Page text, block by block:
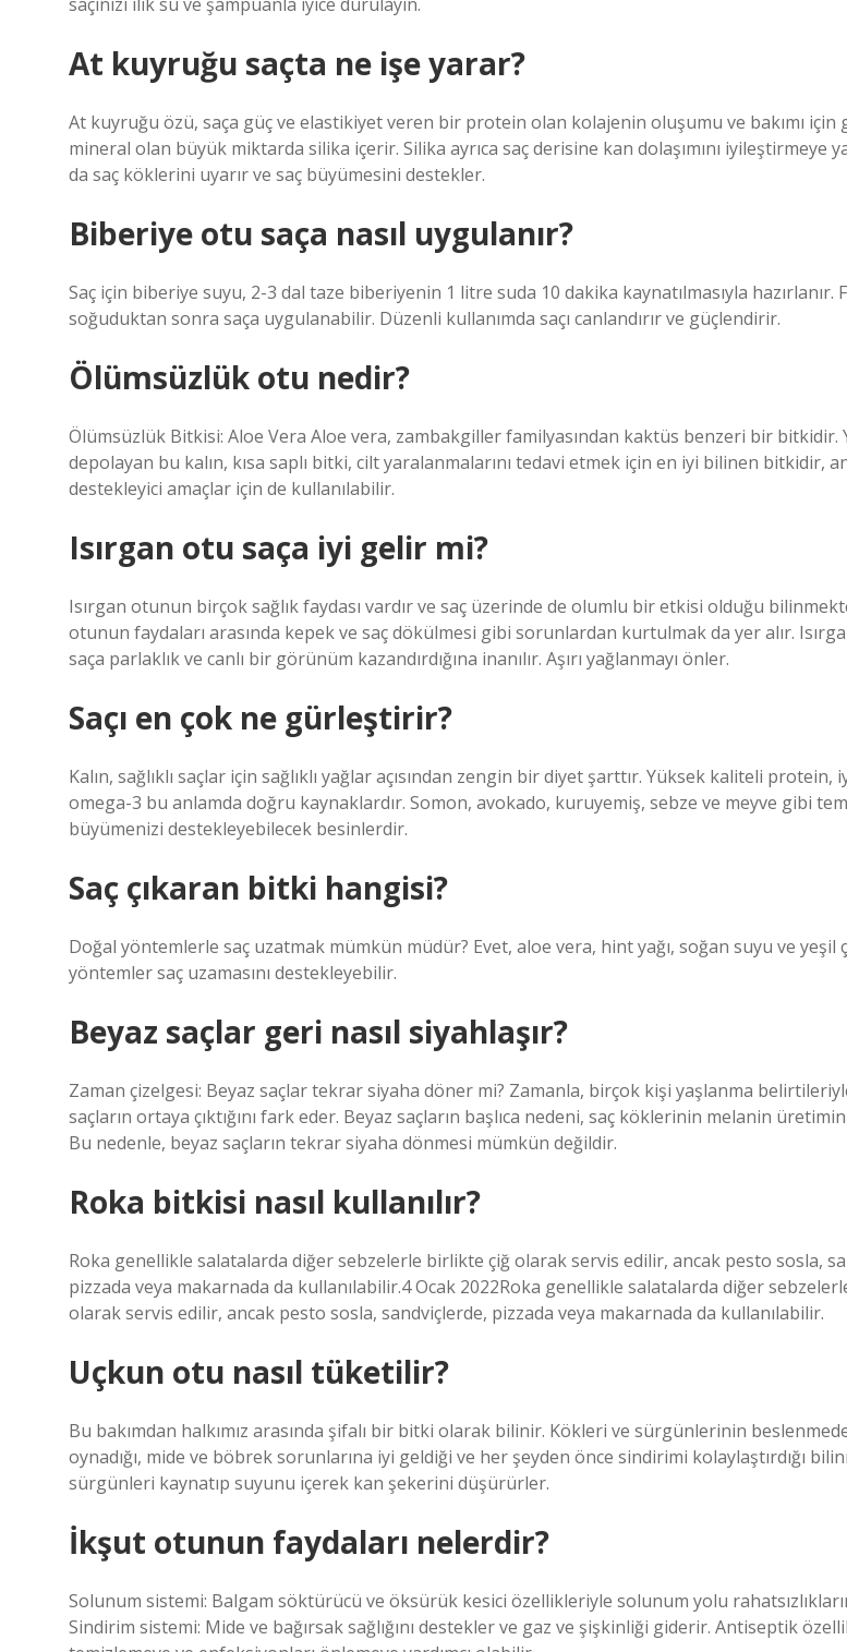
At kuyruğu saçta ne işe yarar?
At kuyruğu özü, saça güç ve elastikiyet veren bir protein olan kolajenin oluşumu ve bakımı için
mineral olan büyük miktarda silika içerir. Silika ayrıca saç derisine kan dolaşımını iyileştirmeye
da saç köklerini uyarır ve saç büyümesini destekler.
Biberiye otu saça nasıl uygulanır?
Saç için biberiye suyu, 2-3 dal taze biberiyenin 1 litre suda 10 dakika kaynatılmasıyla hazırlanır.
soğuduktan sonra saça uygulanabilir. Düzenli kullanımda saçı canlandırır ve güçlendirir.
Ölümsüzlük otu nedir?
Ölümsüzlük Bitkisi: Aloe Vera Aloe vera, zambakgiller familyasından kaktüs benzeri bir bitkidir.
depolayan bu kalın, kısa saplı bitki, cilt yaralanmalarını tedavi etmek için en iyi bilinen bitkidir,
destekleyici amaçlar için de kullanılabilir.
Isırgan otu saça iyi gelir mi?
Isırgan otunun birçok sağlık faydası vardır ve saç üzerinde de olumlu bir etkisi olduğu
otunun faydaları arasında kepek ve saç dökülmesi gibi sorunlardan kurtulmak da yer alır.
saça parlaklık ve canlı bir görünüm kazandırdığına inanılır. Aşırı yağlanmayı önler.
Saçı en çok ne gürleştirir?
Kalın, sağlıklı saçlar için sağlıklı yağlar açısından zengin bir diyet şarttır. Yüksek kaliteli protein,
omega-3 bu anlamda doğru kaynaklardır. Somon, avokado, kuruyemiş, sebze ve meyve gibi
büyümenizi destekleyebilecek besinlerdir.
Saç çıkaran bitki hangisi?
Doğal yöntemlerle saç uzatmak mümkün müdür? Evet, aloe vera, hint yağı, soğan suyu ve yeşil
yöntemler saç uzamasını destekleyebilir.
Beyaz saçlar geri nasıl siyahlaşır?
Zaman çizelgesi: Beyaz saçlar tekrar siyaha döner mi? Zamanla, birçok kişi yaşlanma
saçların ortaya çıktığını fark eder. Beyaz saçların başlıca nedeni, saç köklerinin melanin
Bu nedenle, beyaz saçların tekrar siyaha dönmesi mümkün değildir.
Roka bitkisi nasıl kullanılır?
Roka genellikle salatalarda diğer sebzelerle birlikte çiğ olarak servis edilir, ancak pesto sosla,
pizzada veya makarnada da kullanılabilir.4 Ocak 2022Roka genellikle salatalarda diğer
olarak servis edilir, ancak pesto sosla, sandviçlerde, pizzada veya makarnada da kullanılabilir.
Uçkun otu nasıl tüketilir?
Bu bakımdan halkımız arasında şifalı bir bitki olarak bilinir. Kökleri ve sürgünlerinin
oynadığı, mide ve böbrek sorunlarına iyi geldiği ve her şeyden önce sindirimi kolaylaştırdığı
sürgünleri kaynatıp suyunu içerek kan şekerini düşürürler.
İkşut otunun faydaları nelerdir?
Solunum sistemi: Balgam söktürücü ve öksürük kesici özellikleriyle solunum yolu
Sindirim sistemi: Mide ve bağırsak sağlığını destekler ve gaz ve şişkinliği giderir. Antiseptik